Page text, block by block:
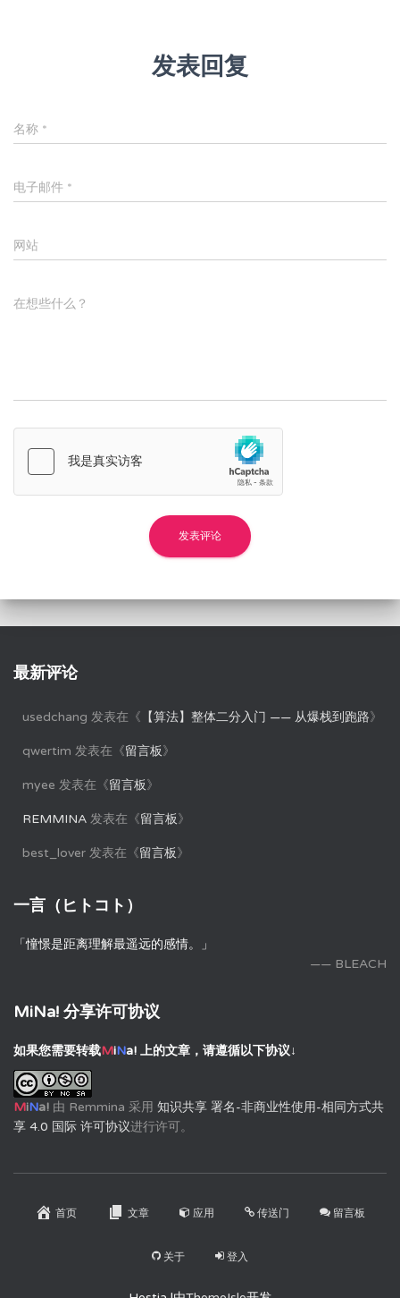
发表回复
名称 *
电子邮件 *
网站
在想些什么？
最新评论
usedchang 发表在《 【算法】整体二分入门 —— 从爆栈到跑路》
qwertim 发表在《留言板》
myee 发表在《留言板》
REMMINA 发表在《留言板》
best_lover 发表在《留言板》
一言（ヒトコト）
「憧憬是距离理解最遥远的感情。」
—— BLEACH
MiNa! 分享许可协议
如果您需要转载MiNa! 上的文章，请遵循以下协议↓
MiNa! 由 Remmina 采用 知识共享 署名-非商业性使用-相同方式共
享 4.0 国际 许可协议进行许可。
首页 文章 应用 传送门 留言板
关于 登入